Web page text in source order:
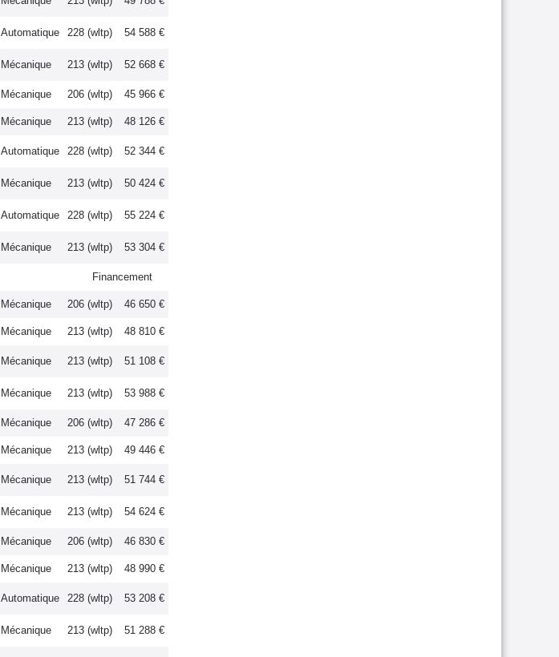
Automatique 228 (wltp) 54 588 €
Mécanique 213 (wltp) 52 668 €
Mécanique 206 (wltp) 45 966 €
Mécanique 213 (wltp)
48 126 €
Automatique 228 (wltp) 52 344 €
Mécanique 213 (wltp) 50 424 €
Automatique 228 (wltp) 55 224 €
Mécanique 213 (wltp) 53 304 €
Financement
Mécanique 206 (wltp) 46 650 €
Mécanique 213 (wltp)
48 810 €
Mécanique 213 (wltp) 51 108 €
Mécanique 213 (wltp) 53 988 €
Mécanique 206 (wltp) 47 286 €
Mécanique 213 (wltp)
49 446 €
Mécanique 213 (wltp) 51 744 €
Mécanique 213 (wltp) 54 624 €
Mécanique 206 (wltp) 46 830 €
Mécanique 213 (wltp)
48 990 €
Automatique 228 (wltp) 53 208 €
Mécanique 213 (wltp) 51 288 €